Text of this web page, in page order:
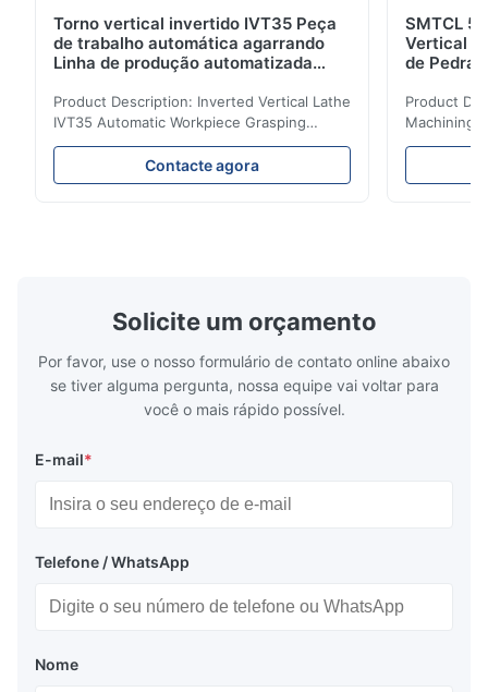
Torno vertical invertido IVT35 Peça
de trabalho automática agarrando
Linha de produção automatizada
Product Description: Inverted Vertical Lathe
IVT35 Automatic Workpiece Grasping
Automated Production Line CNC Lathe
IVT35 automated production line stands
out with standardized modular design and
layout, it integrates turning, drilling and
boring for multi-process machining. Ideal
Contacte agora
SMTCL 5
Vertical
de Pedra
Product
Machining
Mineral
for the
Solicite um orçamento
Por favor, use o nosso formulário de contato online abaixo
se tiver alguma pergunta, nossa equipe vai voltar para
você o mais rápido possível.
E-mail*
Telefone / WhatsApp
Nome